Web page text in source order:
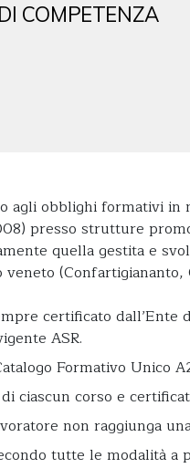
COMPETENZA
obblighi formativi in
presso strutture
quella gestita e
certificato dall’Ente
ASR.
Formativo Unico
ciascun corso e
non raggiunga
tutte le modalità a